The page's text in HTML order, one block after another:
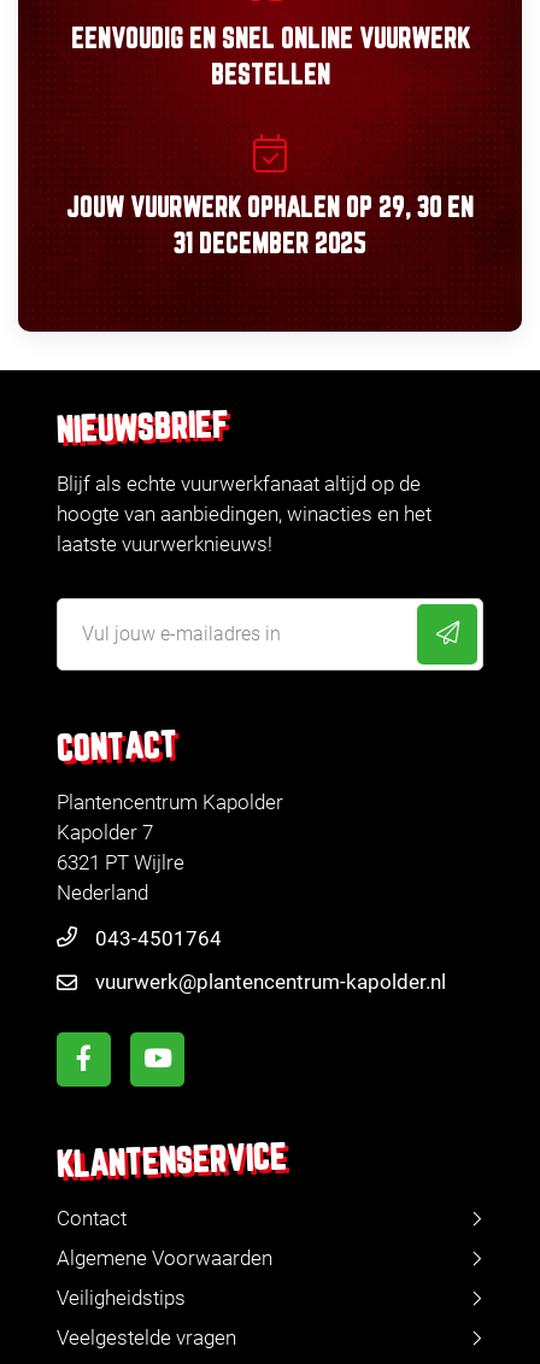
EENVOUDIGEN SNEL ONLINE VUURWERK
BESTELLEN
JOUW VUURWERK OPHALEN OP 29, 30 EN
31 DECEMBER 2025
CONTACT
Plantencentrum Kapolder
Kapolder 7
6321 PT Wijlre
Nederland
043-4501764
vuurwerk@plantencentrum-kapolder.nl
KLANTENSERVICE
Contact
Algemene Voorwaarden
Veiligheidstips
Veelgestelde vragen
NIEUWSBRIEF
Blijf als echte vuurwerkfanaat altijd op de
hoogte van aanbiedingen, winacties en het
laatste vuurwerknieuws!